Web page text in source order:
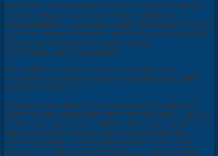
Смешная и очень интересная музыкальная сценка. Из
гостей выбираете персонажей. Даёте им роли и
переодеваете их. Персонажи ничего не говорят, а только
слушают сказку и танцуют и делают то, что говорится в
сказки. Получается ярко и очень весело.
Посмотрите, как это выглядит:
Сценарий новогоднего веселого корпоратива
начинается с настроения. Как его поднять и не ронять
расскажет эта статья.
Взрослые тоже были когда-то детьми. Они верили в
Деда Мороза, ожидали волшебства под Новый Год. Но
прошло время и многие просто забыли как это просто —
верить в сказу и ожидать чуда. Но под Новый год
сбываются мечты и корпоратив может быть как ни
странно волшебной палочкой исполняющей желания.